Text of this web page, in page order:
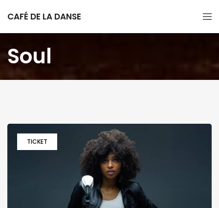
CAFÉ DE LA DANSE
Soul
TICKET